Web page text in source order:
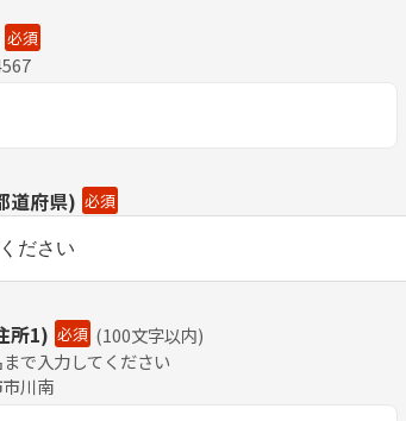
必須
道府県) 必須
所1) 必須 (100文字以内)
で入力してください
市川南